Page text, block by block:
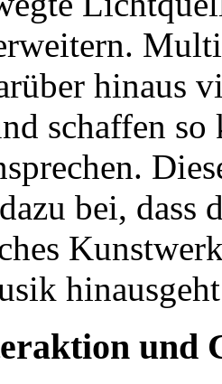
hinaus
schaffen
bei, dass
und